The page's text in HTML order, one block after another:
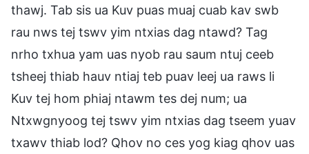
thawj. Tab sis ua Kuv puas muaj cuab kav swb
rau nws tej tswv yim ntxias dag ntawd? Tag
nrho txhua yam uas nyob rau saum ntuj ceeb
tsheej thiab hauv ntiaj teb puav leej ua raws li
Kuv tej hom phiaj ntawm tes dej num; ua
Ntxwgnyoog tej tswv yim ntxias dag tseem yuav
txawv thiab lod? Qhov no ces yog kiag qhov uas